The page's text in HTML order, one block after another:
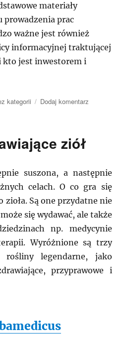
materiały
prowadzenia prac
ważne jest również
informacyjnej traktującej
kto jest inwestorem i
kategorii Dodaj komentarz
ziół
suszona, a następnie
celach. O co gra się
zioła. Są one przydatne nie
się wydawać, ale także
np. medycynie
Wyróżnione są trzy
rośliny legendarne, jako
przyprawowe i